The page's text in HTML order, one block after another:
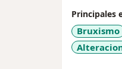
Principales
Bruxismo